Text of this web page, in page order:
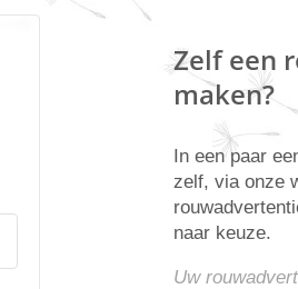
Zelf een
maken?
In een paar
zelf, via onze
naar keuze.
Uw